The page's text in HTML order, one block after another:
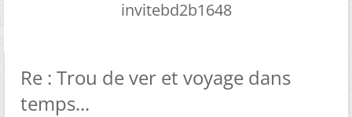
invitebd2b1648
Re : Trou de ver et voyage dans
temps...